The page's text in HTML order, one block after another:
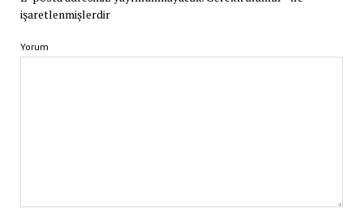
işaretlenmişlerdir
Yorum